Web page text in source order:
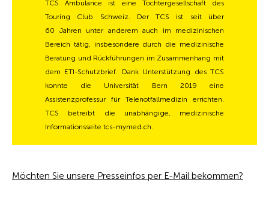
TCS Ambulance ist eine Tochtergesellschaft des
Touring Club Schweiz. Der TCS ist seit über
60 Jahren unter anderem auch im medizinischen
Bereich tätig, insbesondere durch die medizinische
Beratung und Rückführungen im Zusammenhang mit
dem ETI-Schutzbrief. Dank Unterstützung des TCS
konnte die Universität Bern 2019 eine
Assistenzprofessur für Telenotfallmedizin errichten.
TCS betreibt die unabhängige, medizinische
Informationsseite tcs-mymed.ch.
Möchten Sie unsere Presseinfos per E-Mail bekommen?